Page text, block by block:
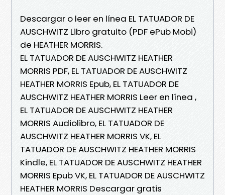
Descargar o leer en línea EL TATUADOR DE
AUSCHWITZ Libro gratuito (PDF ePub Mobi)
de HEATHER MORRIS.
EL TATUADOR DE AUSCHWITZ HEATHER
MORRIS PDF, EL TATUADOR DE AUSCHWITZ
HEATHER MORRIS Epub, EL TATUADOR DE
AUSCHWITZ HEATHER MORRIS Leer en línea ,
EL TATUADOR DE AUSCHWITZ HEATHER
MORRIS Audiolibro, EL TATUADOR DE
AUSCHWITZ HEATHER MORRIS VK, EL
TATUADOR DE AUSCHWITZ HEATHER MORRIS
Kindle, EL TATUADOR DE AUSCHWITZ HEATHER
MORRIS Epub VK, EL TATUADOR DE AUSCHWITZ
HEATHER MORRIS Descargar gratis